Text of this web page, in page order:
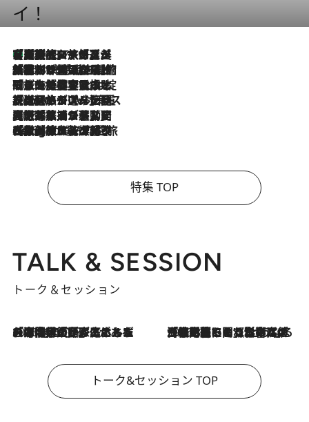
イ！
2026.8.7
【厳選旅コスメ】「多機能アイテムがメイン！」旅好き美容エディターが選んだ夏旅ベストコスメを発表【Mサイズジップ】
2026.8.6
「荷物が増えるほど旅ストレスは増す」美容ジャーナリストがたどり着いた最終結論。“化粧品を劇的に減らす”感動の凝縮美容とは
2026.8.6
「旅先には金髪ウィッグを持参」日本と同じメイクでは損してる!? 美容ジャーナリストが提案する“掟破りの旅美容”とは
2026.8.6
【厳選旅コスメ】「身軽さ＆UV対策重視！」ヘアアーティストshucoが選んだ夏旅ベストコスメを発表【Mサイズジップ】
2026.8.5
【厳選旅コスメ】国内をあちこち移動する河井菜摘が選んだ夏旅ベストコスメ発表！「リラックスアイテムはマスト」【Mサイズジップ】
2026.8.4
【厳選旅コスメ】「紫外線＆乾燥対策しながらメイク感も！」ヘア＆メイクGeorgeが選んだ夏旅ベストコスメを発表！【Mサイズジップ】
特集 TOP
TALK & SESSION
トーク＆セッション
2026.8.3
「今後値上げがあるとすれば…」「リスクがあるのは今年の冬」エネルギー専門家が語る、ホルムズ海峡封鎖が家庭にもたらす“ある心配” 2026.8.3
「住宅建てられない…」「サーチャージ料の高値が続いている」ホルムズ海峡封鎖による影響はいつまで続く？《エネルギー専門家に聞く“どうなる日本の暮らし”》
トーク&セッション TOP